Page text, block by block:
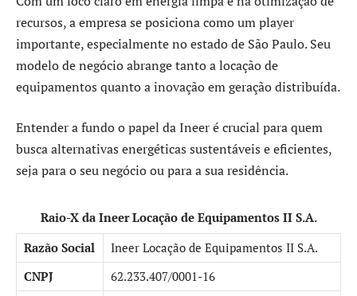
recursos, a empresa se posiciona como um player
importante, especialmente no estado de São Paulo. Seu
modelo de negócio abrange tanto a locação de
equipamentos quanto a inovação em geração distribuída.
Entender a fundo o papel da Ineer é crucial para quem
busca alternativas energéticas sustentáveis e eficientes,
seja para o seu negócio ou para a sua residência.
Raio-X da Ineer Locação de Equipamentos II S.A.
Razão Social
Ineer Locação de Equipamentos II S.A.
CNPJ
62.233.407/0001-16